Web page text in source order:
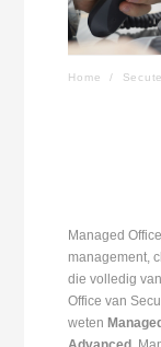
Home /
Managed
management,
die volledig
Office van
weten